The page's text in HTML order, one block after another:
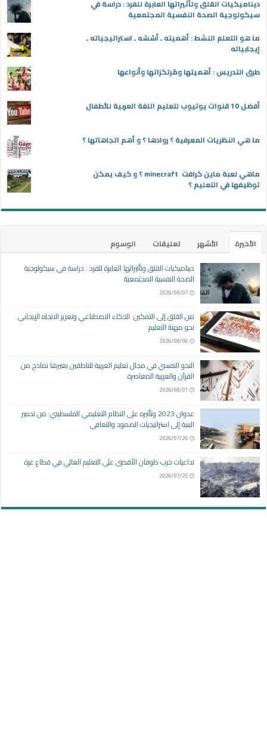
ديناميكيات القلق وتأثيراتها العابرة للفرد : دراسة في
سيكولوجية الصحة النفسية المجتمعية
ما هو التعلم النشط : أهميته ـ أسُسُه ـ استراتيجياته ـ
إيجابياته
طرق التدريس : أهميتها ومُرتكزاتها وأنواعها
أفضل 10 قنوات يوتيوب لتعليم اللغة العربية للأطفال
ما هي النظريات المعرفية ؟ روادها ؟ و أهم اتجاهاتها ؟
ماهي لعبة ماين كرافت minecraft ؟ و كيف يمكن
توظيفها في التعليم ؟
الأخيرة الأشهر تعليقات
الوسوم
ديناميكيات القلق وتأثيراتها العابرة للفرد : دراسة في سيكولوجية
الصحة النفسية المجتمعية
2026/08/07
من القلق إلى التمكين: الذكاء الاصطناعي وتعزيز الاتجاه الإيجابي
نحو مهنة التعليم
2026/08/06
النحو النفسي في مجال تعليم العربية للناطقين بغيرها نماذج من
القرآن والعربية المعاصرة
2026/08/01
عدوان 2023 وتأثيره على النظام التعليمي الفلسطيني: من تدمير
البنية إلى استراتيجيات الصمود والتعافي
2026/07/26
تداعيات حرب طوفان الأقصى على التعليم العالي في قطاع غزة
2026/07/25